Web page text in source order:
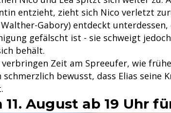
entzieht, zieht sich Nico verletzt
Walther-Gabory) entdeckt unterdessen,
gefälscht ist - sie schweigt
behält.
verbringen Zeit am Spreeufer, wie
bewusst, dass Elias seine
11. August ab 19 Uhr